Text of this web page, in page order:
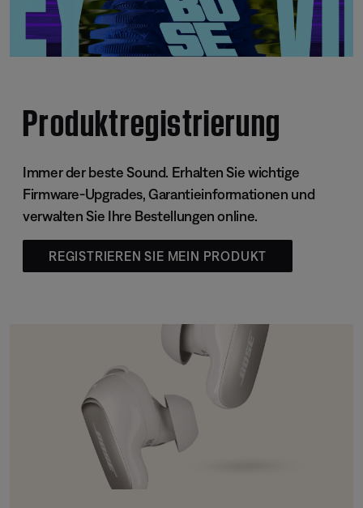
Produktregistrierung
Immer der beste Sound. Erhalten Sie wichtige
Firmware-Upgrades, Garantieinformationen und
verwalten Sie Ihre Bestellungen online.
REGISTRIEREN SIE MEIN PRODUKT